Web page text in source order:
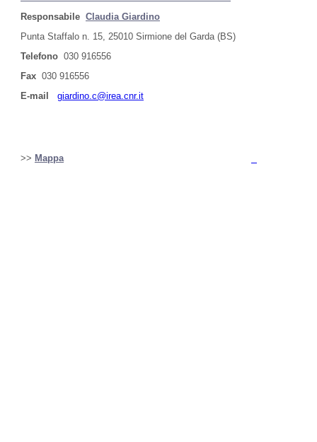
Responsabile Claudia Giardino
Punta Staffalo n. 15, 25010 Sirmione del Garda (BS)
Telefono 030 916556
Fax 030 916556
E-mail
giardino.c@irea.cnr.it
>> Mappa